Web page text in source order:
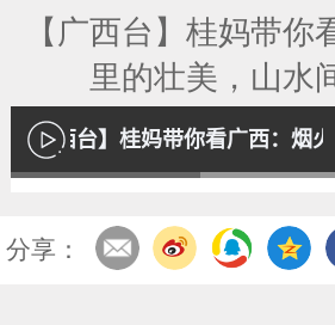
专题
【广西台】桂妈带你
里的壮美，山水
播
放
【广西台】桂妈带你看广西：烟
Loaded:
分享：